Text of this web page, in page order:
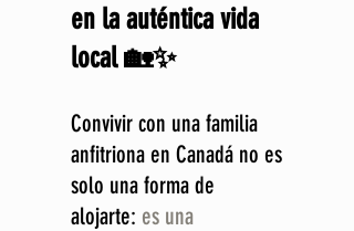
en la auténtica vida
local 🏡✨
Convivir con una familia
anfitriona en Canadá no es
solo una forma de
alojarte: es una